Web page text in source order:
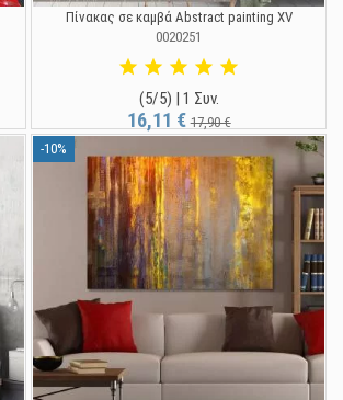
Πίνακας σε καμβά Abstract painting XV
0020251
(5/5) | 1 Συν.
16,11 €17,90 €
-10%